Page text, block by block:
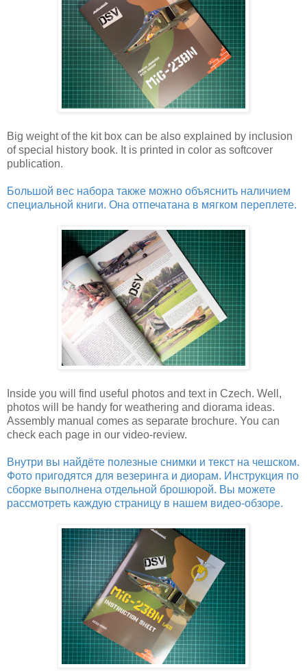
Big weight of the kit box can be also explained by inclusion
of special history book. It is printed in color as softcover
publication.
Большой вес набора также можно объяснить наличием
специальной книги. Она отпечатана в мягком переплете.
Inside you will find useful photos and text in Czech. Well,
photos will be handy for weathering and diorama ideas.
Assembly manual comes as separate brochure. You can
check each page in our video-review.
Внутри вы найдёте полезные снимки и текст на чешском.
Фото пригодятся для везеринга и диорам. Инструкция по
сборке выполнена отдельной брошюрой. Вы можете
рассмотреть каждую страницу в нашем видео-обзоре.